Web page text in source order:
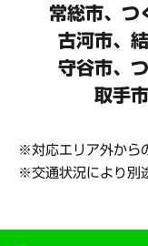
常総市、つ
古河市、
守谷市、
取手
対応エリア外から
交通状況により別